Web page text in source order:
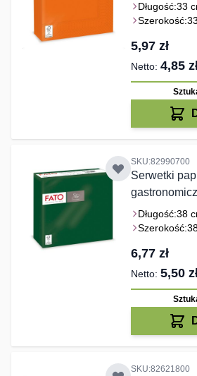
Długość:33
Szerokość:
5,97 zł
4,85
SKU:82990700
Serwetki
Długość:38
Szerokość:
6,77 zł
5,50
SKU:82621800